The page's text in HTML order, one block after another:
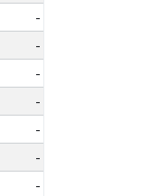
-
-
-
-
-
-
-